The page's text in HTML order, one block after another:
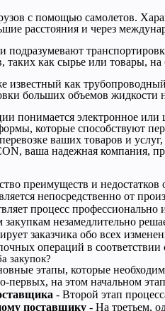
с помощью самолетов.
расстояния и через
подразумевают
таких как сырье или товары, на
известный как
больших объемов
понимается электронное
которые способствуют
ваших товаров и
ваша надежная компания,
преимуществ и
непосредственно от
процесс профессионально
незамедлительно
заказчика обо всех
операций в
закупок?
этапы, которые
первых, на этом начальном
- Второй этап
поставщику - На третьем,